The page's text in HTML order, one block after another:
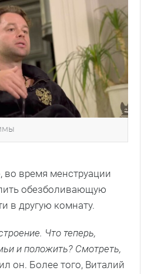
во время менструации
обезболивающую
в другую комнату.
Что теперь,
и положить? Смотреть,
он. Более того, Виталий